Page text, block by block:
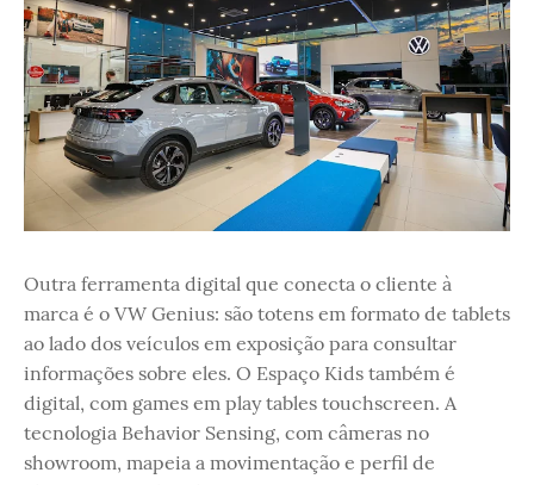
Outra ferramenta digital que conecta o cliente à
marca é o VW Genius: são totens em formato de tablets
ao lado dos veículos em exposição para consultar
informações sobre eles. O Espaço Kids também é
digital, com games em play tables touchscreen. A
tecnologia Behavior Sensing, com câmeras no
showroom, mapeia a movimentação e perfil de